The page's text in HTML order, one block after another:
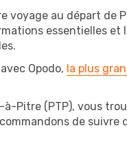
voyage au départ de
essentielles et
Opodo, la plus
Pitre (PTP), vous
de suivre